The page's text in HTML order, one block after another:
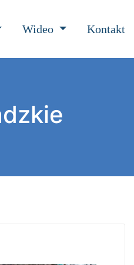
Wideo Kontakt